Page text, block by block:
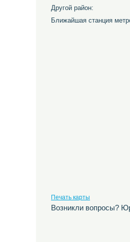
Другой район:
Ближайшая станция
Печать карты
Возникли вопросы?